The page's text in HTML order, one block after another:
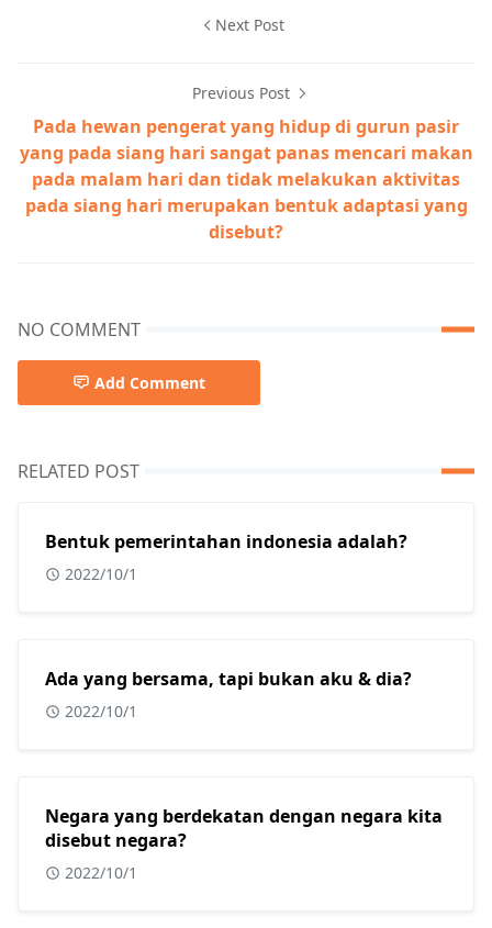
Next Post
Previous Post
Pada hewan pengerat yang hidup di gurun pasir
yang pada siang hari sangat panas mencari makan
pada malam hari dan tidak melakukan aktivitas
pada siang hari merupakan bentuk adaptasi yang
disebut?
NO COMMENT
Add Comment
RELATED POST
Bentuk pemerintahan indonesia adalah?
2022/10/1
Ada yang bersama, tapi bukan aku & dia?
2022/10/1
Negara yang berdekatan dengan negara kita
disebut negara?
2022/10/1